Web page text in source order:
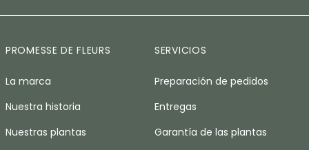
PROMESSE DE FLEURS
La marca
Nuestra historia
Nuestras plantas
SERVICIOS
Preparación de pedidos
Entregas
Garantía de las plantas